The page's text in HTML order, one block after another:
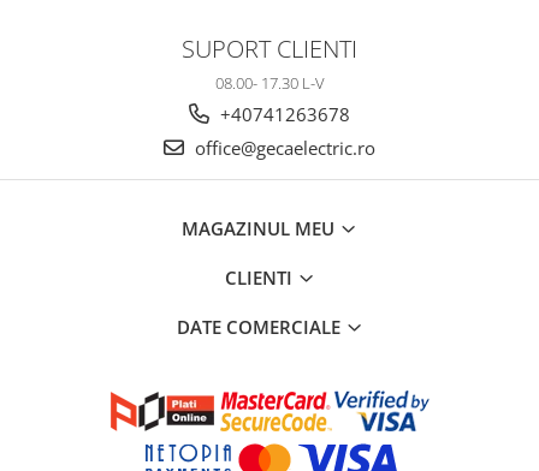
SUPORT CLIENTI
08.00- 17.30 L-V
+40741263678
office@gecaelectric.ro
MAGAZINUL MEU
CLIENTI
DATE COMERCIALE